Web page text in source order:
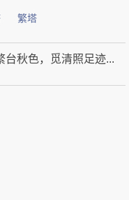
繁塔
台秋色，觅清照足迹...